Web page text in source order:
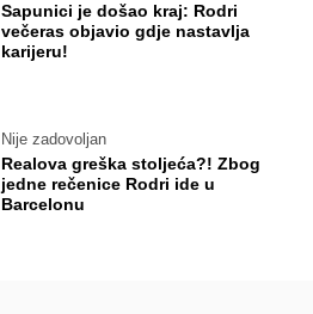
Sapunici je došao kraj: Rodri
večeras objavio gdje nastavlja
karijeru!
Nije zadovoljan
Realova greška stoljeća?! Zbog
jedne rečenice Rodri ide u
Barcelonu